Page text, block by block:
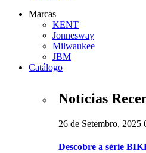
Marcas
KENT
Jonnesway
Milwaukee
JBM
Catálogo
Notícias
26 de Setembro, 2025
Descobre a série